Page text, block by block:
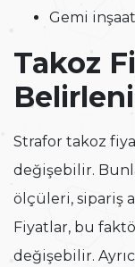
Gemi
Takoz
Strafor takoz
değişebilir.
ölçüleri, sipariş
Fiyatlar, bu
değişebilir.